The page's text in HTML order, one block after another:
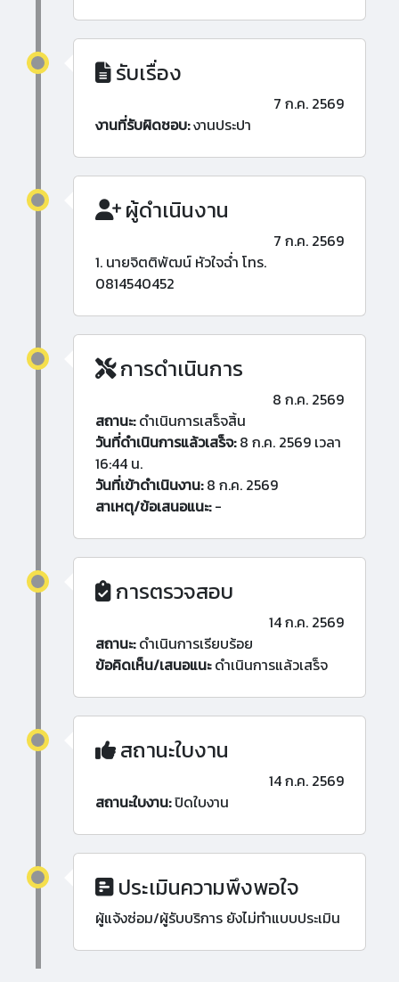
รับเรื่อง
7 ก.ค. 2569
งานที่รับผิดชอบ:งานประปา
ผู้ดำเนินงาน
7 ก.ค. 2569
1. นายจิตติพัฒน์ หัวใจฉ่ำ โทร.
0814540452
การดำเนินการ
8 ก.ค. 2569
สถานะ:ดำเนินการเสร็จสิ้น
วันที่ดำเนินการแล้วเสร็จ:8 ก.ค. 2569 เวลา
16:44 น.
วันที่เข้าดำเนินงาน:8 ก.ค. 2569
สาเหตุ/ข้อเสนอแนะ:-
การตรวจสอบ
14 ก.ค. 2569
สถานะ:ดำเนินการเรียบร้อย
ข้อคิดเห็น/เสนอแนะดำเนินการแล้วเสร็จ
สถานะใบงาน
14 ก.ค. 2569
สถานะใบงาน:ปิดใบงาน
ประเมินความพึงพอใจ
ผู้แจ้งซ่อม/ผู้รับบริการ ยังไม่ทำแบบประเมิน